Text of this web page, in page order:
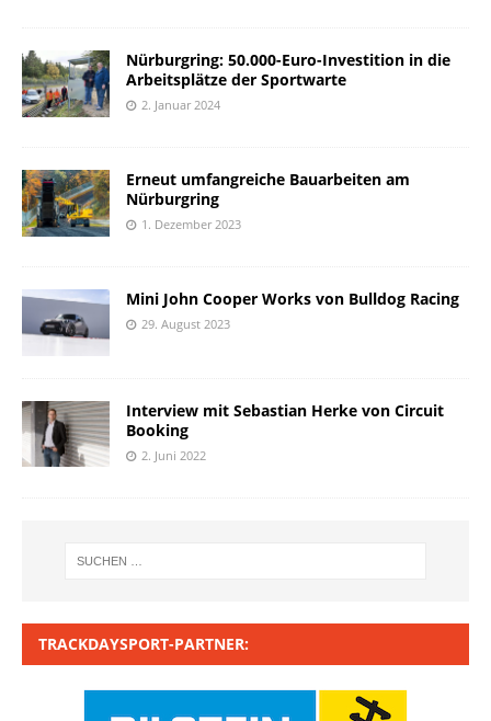
Nürburgring: 50.000-Euro-Investition in die
Arbeitsplätze der Sportwarte
2. Januar 2024
Erneut umfangreiche Bauarbeiten am
Nürburgring
1. Dezember 2023
Mini John Cooper Works von Bulldog Racing
29. August 2023
Interview mit Sebastian Herke von Circuit
Booking
2. Juni 2022
TRACKDAYSPORT-PARTNER: